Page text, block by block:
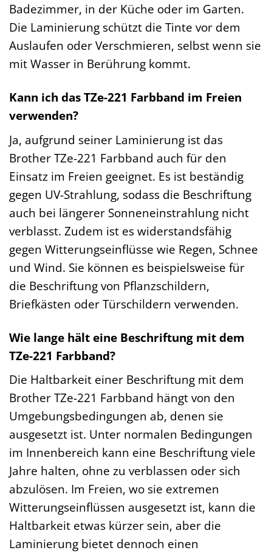
Badezimmer, in der Küche oder im Garten.
Die Laminierung schützt die Tinte vor dem
Auslaufen oder Verschmieren, selbst wenn sie
mit Wasser in Berührung kommt.
Kann ich das TZe-221 Farbband im Freien
verwenden?
Ja, aufgrund seiner Laminierung ist das
Brother TZe-221 Farbband auch für den
Einsatz im Freien geeignet. Es ist beständig
gegen UV-Strahlung, sodass die Beschriftung
auch bei längerer Sonneneinstrahlung nicht
verblasst. Zudem ist es widerstandsfähig
gegen Witterungseinflüsse wie Regen, Schnee
und Wind. Sie können es beispielsweise für
die Beschriftung von Pflanzschildern,
Briefkästen oder Türschildern verwenden.
Wie lange hält eine Beschriftung mit dem
TZe-221 Farbband?
Die Haltbarkeit einer Beschriftung mit dem
Brother TZe-221 Farbband hängt von den
Umgebungsbedingungen ab, denen sie
ausgesetzt ist. Unter normalen Bedingungen
im Innenbereich kann eine Beschriftung viele
Jahre halten, ohne zu verblassen oder sich
abzulösen. Im Freien, wo sie extremen
Witterungseinflüssen ausgesetzt ist, kann die
Haltbarkeit etwas kürzer sein, aber die
Laminierung bietet dennoch einen